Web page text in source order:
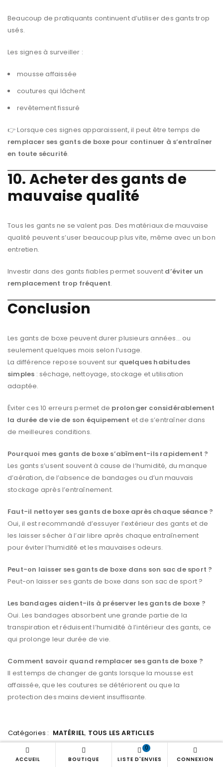
Beaucoup de pratiquants continuent d’utiliser des gants trop
usés.
Les signes à surveiller :
mousse affaissée
coutures qui lâchent
revêtement fissuré
👉 Lorsque ces signes apparaissent, il peut être temps de
remplacer ses gants de boxe pour continuer à s’entraîner
en toute sécurité.
10. Acheter des gants de
mauvaise qualité
Tous les gants ne se valent pas. Des matériaux de mauvaise
qualité peuvent s’user beaucoup plus vite, même avec un bon
entretien.
Investir dans des gants fiables permet souvent d’éviter un
remplacement trop fréquent.
Conclusion
Les gants de boxe peuvent durer plusieurs années… ou
seulement quelques mois selon l’usage.
La différence repose souvent sur quelques habitudes
simples : séchage, nettoyage, stockage et utilisation
adaptée.
Éviter ces 10 erreurs permet de prolonger considérablement
la durée de vie de son équipement et de s’entraîner dans
de meilleures conditions.
Pourquoi mes gants de boxe s’abîment-ils rapidement ?
Les gants s’usent souvent à cause de l’humidité, du manque
d’aération, de l’absence de bandages ou d’un mauvais
stockage après l’entraînement.
Faut-il nettoyer ses gants de boxe après chaque séance ?
Oui, il est recommandé d’essuyer l’extérieur des gants et de
les laisser sécher à l’air libre après chaque entraînement
pour éviter l’humidité et les mauvaises odeurs.
Peut-on laisser ses gants de boxe dans son sac de sport ?
Peut-on laisser ses gants de boxe dans son sac de sport ?
Les bandages aident-ils à préserver les gants de boxe ?
Oui. Les bandages absorbent une grande partie de la
transpiration et réduisent l’humidité à l’intérieur des gants, ce
qui prolonge leur durée de vie.
Comment savoir quand remplacer ses gants de boxe ?
Il est temps de changer de gants lorsque la mousse est
affaissée, que les coutures se détériorent ou que la
protection des mains devient insuffisante.
Catégories : MATÉRIEL, TOUS LES ARTICLES
ACCUEIL BOUTIQUE LISTE D'ENVIES
0
CONNEXION